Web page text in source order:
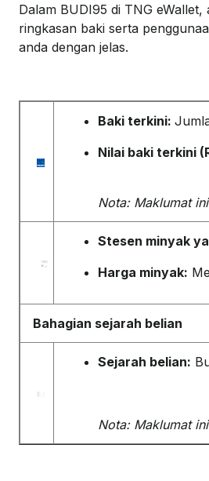
Dalam BUDI95 di TNG
ringkasan baki serta
anda dengan jelas.
Baki terkini:
Nilai baki terkini
Nota: Maklumat
Stesen minyak
Harga minyak:
Bahagian sejarah belian
Sejarah belian:
Nota: Maklumat